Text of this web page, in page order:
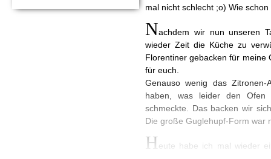
mal nicht schlecht ;o) Wie schon
Nachdem wir nun unseren
wieder Zeit die Küche zu
Florentiner gebacken für meine
für euch.
Genauso wenig das
haben, was leider den
schmeckte. Das backen wir
Die große Guglehupf-Form war
Heute habe ich mal wieder